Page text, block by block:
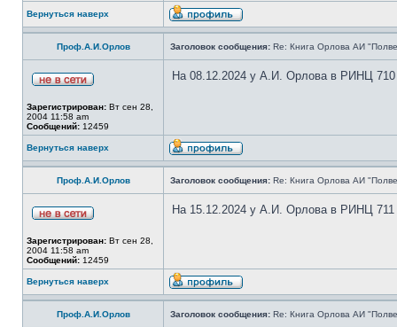
Вернуться наверх
Проф.А.И.Орлов Заголовок сообщения: Re: Книга Орлова АИ
Зарегистрирован: Вт сен 28,
2004 11:58 am
Сообщений: 12459
На 08.12.2024 у А.И. Орлова в РИНЦ 710
Вернуться наверх
Проф.А.И.Орлов Заголовок сообщения: Re: Книга Орлова АИ
Зарегистрирован: Вт сен 28,
2004 11:58 am
Сообщений: 12459
На 15.12.2024 у А.И. Орлова в РИНЦ 711
Вернуться наверх
Проф.А.И.Орлов Заголовок сообщения: Re: Книга Орлова АИ